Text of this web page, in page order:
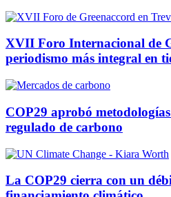
XVII Foro Internacional de
periodismo más integral en
COP29 aprobó
regulado de carbono
La COP29 cierra con un